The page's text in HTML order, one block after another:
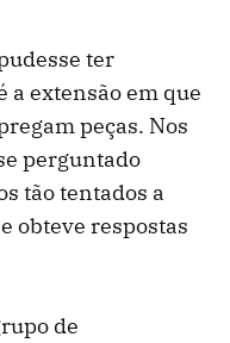
ter
a extensão em que
peças. Nos
perguntado
tão tentados a
obteve respostas
de